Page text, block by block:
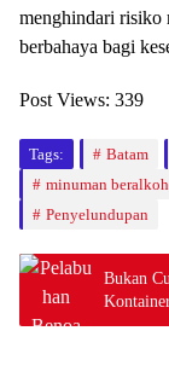
menghindari risiko
berbahaya bagi
Post Views: 339
Tags: Batam
minuman
Penyelundupan
Bukan